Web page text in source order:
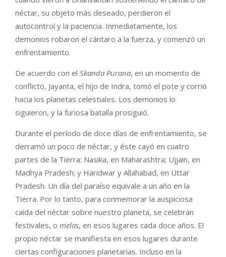
néctar, su objeto más deseado, perdieron el
autocontrol y la paciencia. Inmediatamente, los
demonios robaron el cántaro a la fuerza, y comenzó un
enfrentamiento.
De acuerdo con el Skanda Purana, en un momento de
conflicto, Jayanta, el hijo de Indra, tomó el pote y corrió
hacia los planetas celestiales. Los demonios lo
siguieron, y la furiosa batalla prosiguió.
Durante el período de doce días de enfrentamiento, se
derramó un poco de néctar, y éste cayó en cuatro
partes de la Tierra: Nasika, en Maharashtra; Ujjain, en
Madhya Pradesh; y Haridwar y Allahabad, en Uttar
Pradesh. Un día del paraíso equivale a un año en la
Tierra. Por lo tanto, para conmemorar la auspiciosa
caída del néctar sobre nuestro planeta, se celebran
festivales, o melas, en esos lugares cada doce años. El
propio néctar se manifiesta en esos lugares durante
ciertas configuraciones planetarias. Incluso en la